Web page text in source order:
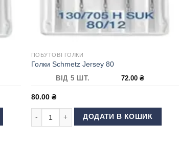
ПОБУТОВІ ГОЛКИ
Голки Schmetz Jersey 80
ВІД 5 ШТ. 72.00₴
80.00 ₴
Голки Schmetz Jersey 80 кількість
ДОДАТИ В КОШИК